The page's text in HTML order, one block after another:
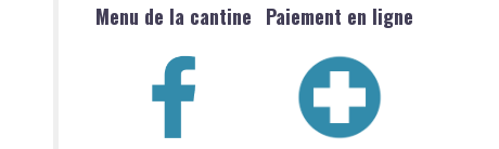
Menu de la cantine Paiement en ligne